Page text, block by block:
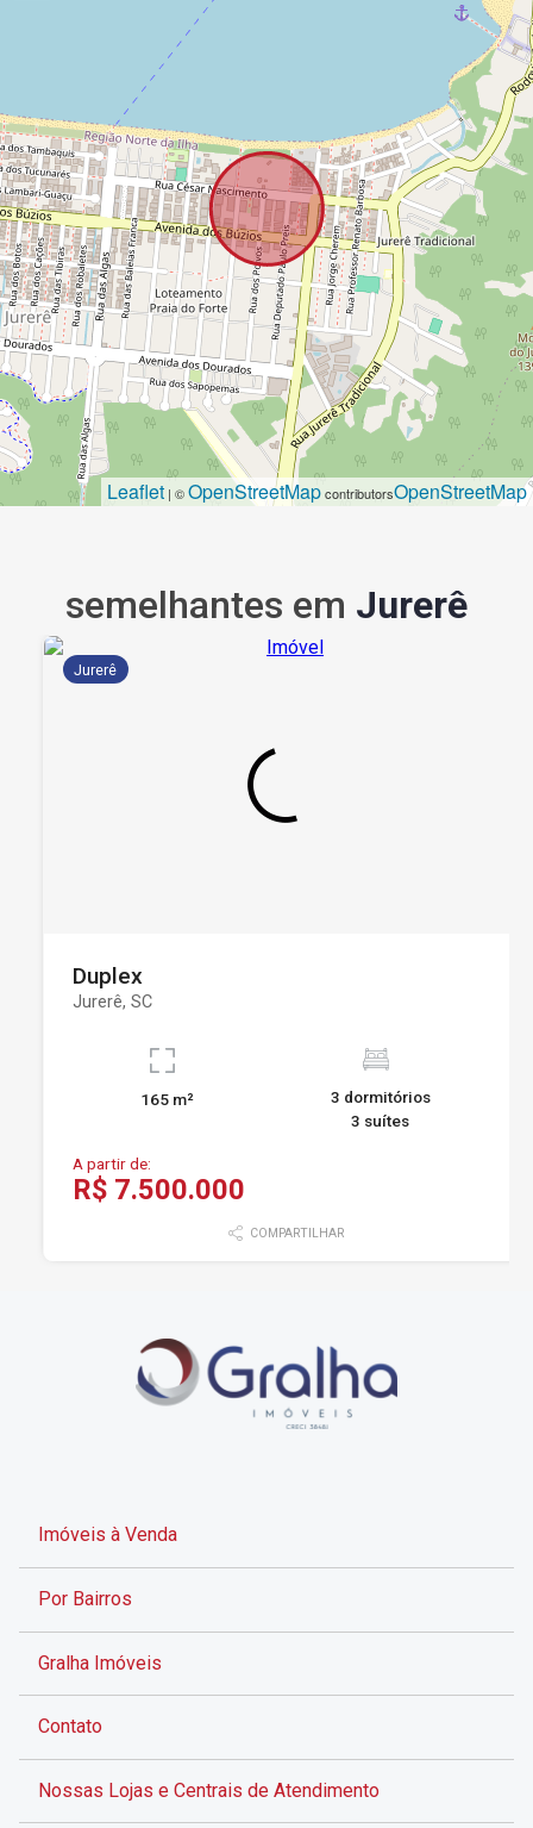
Leaflet | ©OpenStreetMapcontributorsOpenStreetMap
semelhantes em Jurerê
Jurerê
Duplex
Jurerê, SC
165 m²
3 dormitórios
3 suítes
A partir de:
R$ 7.500.000
COMPARTILHAR
Imóveis à Venda
Por Bairros
Gralha Imóveis
Contato
Nossas Lojas e Centrais de Atendimento